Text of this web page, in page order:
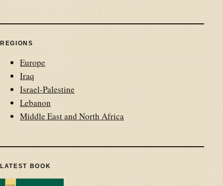
REGIONS
Europe
Iraq
Israel-Palestine
Lebanon
Middle East and North Africa
LATEST BOOK